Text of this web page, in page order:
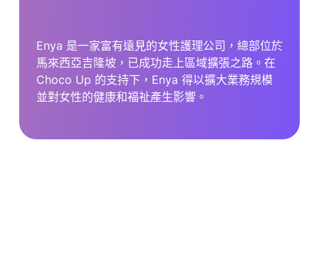
Enya 是一家富有遠見的女性護理公司，總部位於
馬來西亞吉隆坡，已成功走上區域擴張之路。在
Choco Up 的支持下，Enya 得以擴大業務規模
並對女性的健康和福祉產生影響。